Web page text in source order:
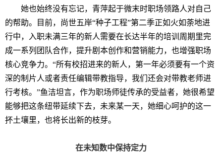
她也始终没有忘记，青萍起于微末时职场领路人对自己
的帮助。目前，尚世五岸“种子工程”第二季正如火如荼地进
行中，入职未满三年的新人需要在长达半年的培训周期里完
成一系列团队合作，提升剧本创作和营销能力，也增强职场
核心竞争力。“所有校招进来的新人，第一年必须要有一个资
深的制片人或者责任编辑带教指导，我们还会对带教老师进
行考核。”鱼洁坦言，作为职场师徒传承的受益者，她很希望
能够把这条纽带延续下去，未来某一天，她细心呵护的这一
抔土壤里，也将长出新的枝芽。
在未知数中保持定力